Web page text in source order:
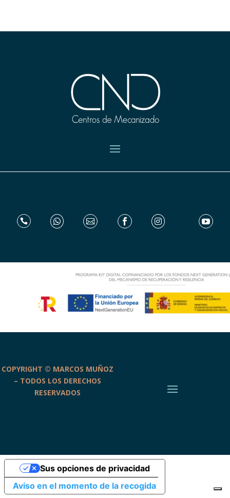
     
COPYRIGHT © MARCOS MUÑOZ
– TODOS LOS DERECHOS
RESERVADOS
Aviso en el momento de la recogida
Sus opciones de privacidad